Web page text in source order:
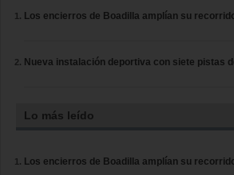
Los encierros de Boadilla amplían su
Nueva instalación deportiva con siete pistas
Lo más leído
Los encierros de Boadilla amplían su